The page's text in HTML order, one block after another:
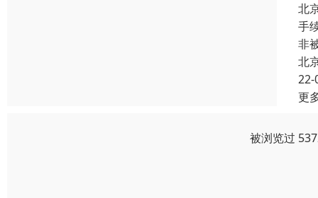
北
手
非
北
22-
更
被浏览过